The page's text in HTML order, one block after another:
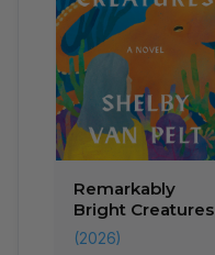
Remarkably
Bright Creatures
(2026)